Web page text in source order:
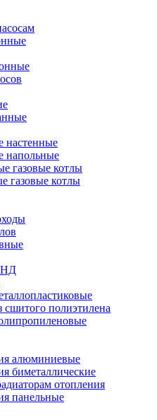
настенные
напольные
газовые котлы
газовые котлы
полиэтилена
алюминиевые
биметаллические
отопления
панельные